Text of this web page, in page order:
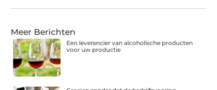
Meer Berichten
Een leverancier van alcoholische producten
voor uw productie